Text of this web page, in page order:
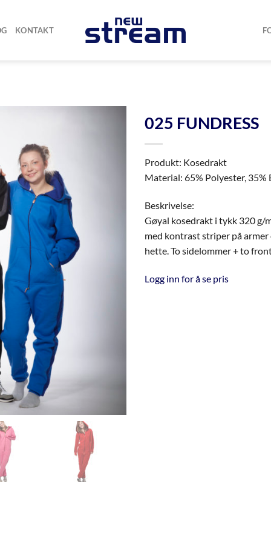
KONTAKT
025 FUNDRESS
Produkt: Kosedrakt
Material: 65% Polyester, 35%
Beskrivelse:
Gøyal kosedrakt i tykk 320 g/
med kontrast striper på
hette. To sidelommer + to
Logg inn for å se pris